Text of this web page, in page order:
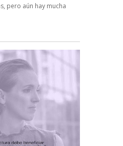
pero aún hay mucha